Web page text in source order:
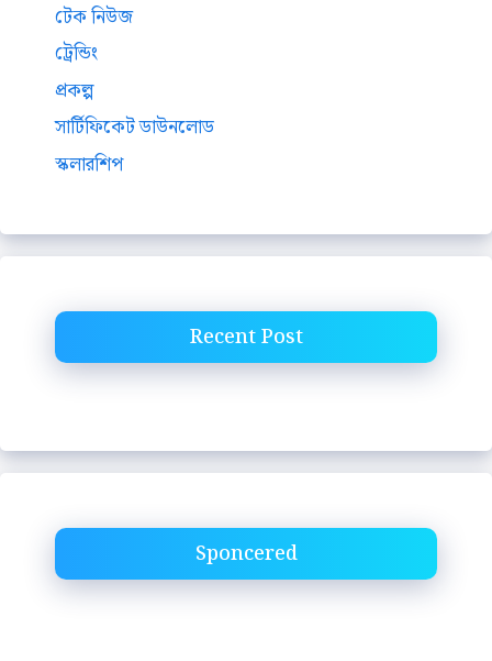
টেক নিউজ
ট্রেন্ডিং
প্রকল্প
সার্টিফিকেট ডাউনলোড
স্কলারশিপ
Recent Post
Sponcered